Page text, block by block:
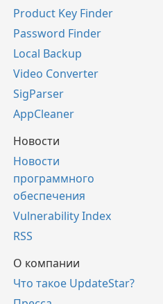
Product Key Finder
Password Finder
Local Backup
Video Converter
SigParser
AppCleaner
Новости
Новости
программного
обеспечения
Vulnerability Index
RSS
О компании
Что такое UpdateStar?